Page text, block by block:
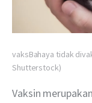
vaksBahaya tidak
Shutterstock)
Vaksin